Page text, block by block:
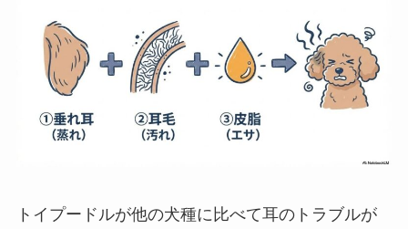
トイプードルが他の犬種に比べて耳のトラブルが